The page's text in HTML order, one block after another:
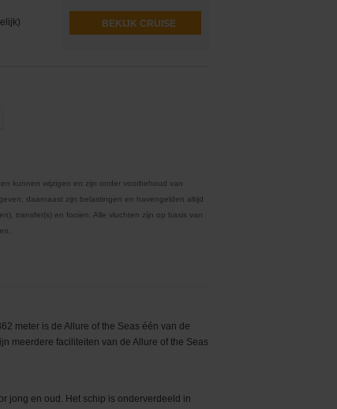
BEKIJK CRUISE
kunnen wijzigen en zijn onder voorbehoud van
daarnaast zijn belastingen en havengelden altijd
transfer(s) en fooien. Alle vluchten zijn op basis van
meter is de Allure of the Seas één van de
meerdere faciliteiten van de Allure of the Seas
jong en oud. Het schip is onderverdeeld in